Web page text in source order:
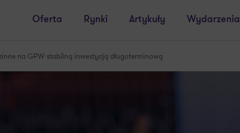
Oferta Rynki Artykuły Wydarzenia
na GPW stabilną inwestycją długoterminową